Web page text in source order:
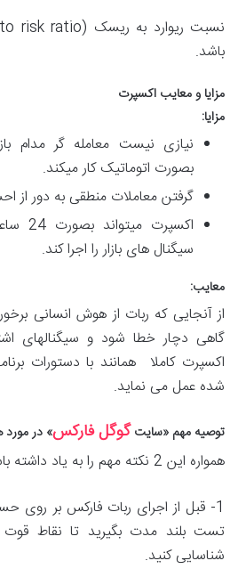
باشد.
مزایا و معایب اکسپرت
مزایا:
نیازی نیست معامله گر مدام
بصورت اتوماتیک کار میکند.
گرفتن معاملات منطقی به دور از
سیگنال های بازار را اجرا کند.
معایب:
از آنجایی که ربات از هوش انسانی
گاهی دچار خطا شود و سیگنالهای
اکسپرت کاملا همانند با دستورات
شده عمل می نماید.
توصیه مهم «سایتگوگل فارکس» در مورد
همواره این 2 نکته مهم را به یاد داشته باشید
1- قبل از اجرای ربات فارکس بر روی
تست بلند مدت بگیرید تا نقاط
شناسایی کنید.